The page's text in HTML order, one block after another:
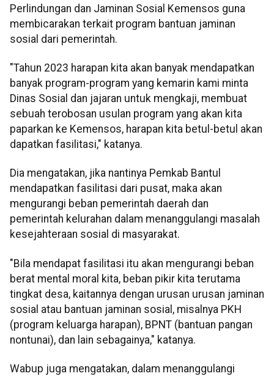
Perlindungan dan Jaminan Sosial Kemensos guna
membicarakan terkait program bantuan jaminan
sosial dari pemerintah.
"Tahun 2023 harapan kita akan banyak mendapatkan
banyak program-program yang kemarin kami minta
Dinas Sosial dan jajaran untuk mengkaji, membuat
sebuah terobosan usulan program yang akan kita
paparkan ke Kemensos, harapan kita betul-betul akan
dapatkan fasilitasi," katanya.
Dia mengatakan, jika nantinya Pemkab Bantul
mendapatkan fasilitasi dari pusat, maka akan
mengurangi beban pemerintah daerah dan
pemerintah kelurahan dalam menanggulangi masalah
kesejahteraan sosial di masyarakat.
"Bila mendapat fasilitasi itu akan mengurangi beban
berat mental moral kita, beban pikir kita terutama
tingkat desa, kaitannya dengan urusan urusan jaminan
sosial atau bantuan jaminan sosial, misalnya PKH
(program keluarga harapan), BPNT (bantuan pangan
nontunai), dan lain sebagainya," katanya.
Wabup juga mengatakan, dalam menanggulangi